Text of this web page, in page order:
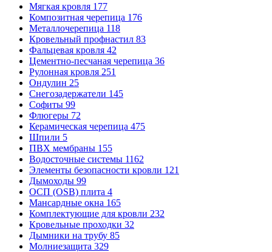
Мягкая кровля 177
Композитная черепица 176
Металлочерепица 118
Кровельный профнастил 83
Фальцевая кровля 42
Цементно-песчаная черепица 36
Рулонная кровля 251
Ондулин 25
Снегозадержатели 145
Софиты 99
Флюгеры 72
Керамическая черепица 475
Шпили 5
ПВХ мембраны 155
Водосточные системы 1162
Элементы безопасности кровли 121
Дымоходы 99
ОСП (OSB) плита 4
Мансардные окна 165
Комплектующие для кровли 232
Кровельные проходки 32
Дымники на трубу 85
Молниезащита 329